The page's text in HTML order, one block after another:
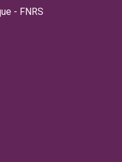
- FNRS